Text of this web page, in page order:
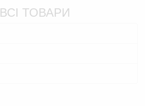
ВСІ ТОВАРИ